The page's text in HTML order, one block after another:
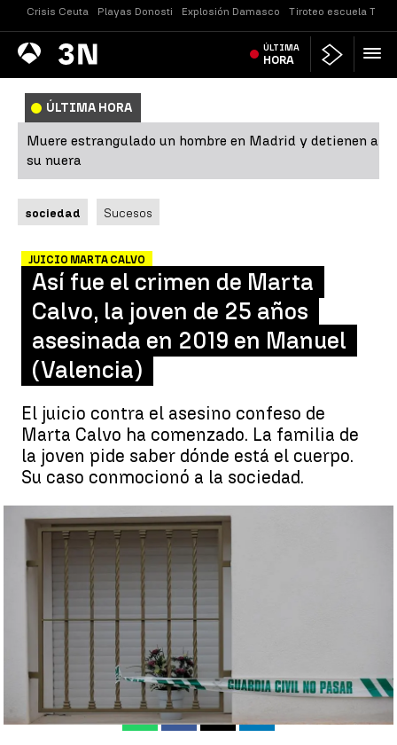
Crisis Ceuta Playas Donosti Explosión Damasco Tiroteo escuela
Antena
3 Noticias ÚLTIMA
HORA
ÚLTIMA HORA
Muere estrangulado un hombre en Madrid y detienen a
su nuera
sociedad Sucesos
JUICIO MARTA CALVO
Así fue el crimen de Marta
Calvo, la joven de 25 años
asesinada en 2019 en Manuel
(Valencia)
El juicio contra el asesino confeso de
Marta Calvo ha comenzado. La familia de
la joven pide saber dónde está el cuerpo.
Su caso conmocionó a la sociedad.
Así fue el crimen de Marta Calvo, la joven de 25 años asesinada
en 2019 en Manuel, Valencia |
Antena 3 Noticias
Publicado: 13 de junio de 2022, 17:23
WhatsappFacebook
X Linkedin